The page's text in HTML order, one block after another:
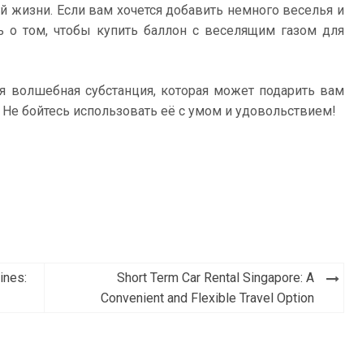
Если вам хочется добавить немного веселья и
о том, чтобы купить баллон с веселящим газом для
волшебная субстанция, которая может подарить вам
бойтесь использовать её с умом и удовольствием!
Short Term Car Rental Singapore: A
Convenient and Flexible Travel Option